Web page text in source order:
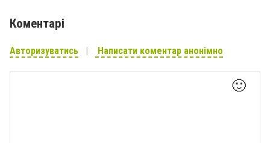
Коментарі
Авторизуватись Написати коментар анонімно
🙂